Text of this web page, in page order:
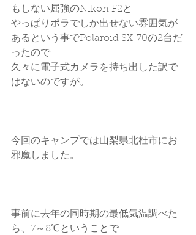
もしない屈強のNikon F2と
やっぱりポラでしか出せない雰囲気が
あるという事でPolaroid SX-70の2台だ
ったので
久々に電子式カメラを持ち出した訳で
はないのですが。
今回のキャンプでは山梨県北杜市にお
邪魔しました。
事前に去年の同時期の最低気温調べた
ら、7～8℃ということで